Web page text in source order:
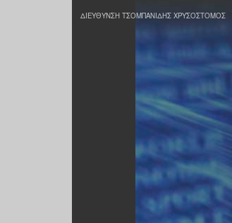
ΔΙΕΥΘΥΝΣΗ ΤΣΟΜΠΑΝΙΔΗΣ ΧΡΥΣΟΣΤΟΜΟΣ